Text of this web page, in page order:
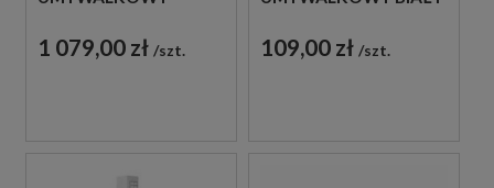
1 079,00 zł szt. 109,00 zł szt.